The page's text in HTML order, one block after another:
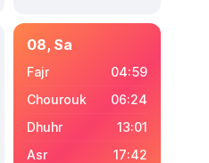
08, Sa
04:59
06:24
13:01
17:42